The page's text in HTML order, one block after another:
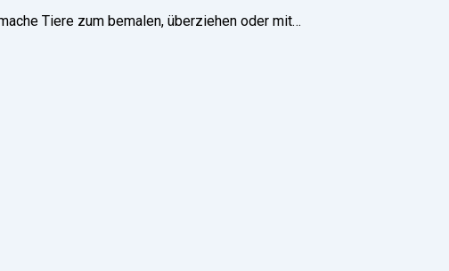
Tiere zum bemalen, überziehen oder mit…